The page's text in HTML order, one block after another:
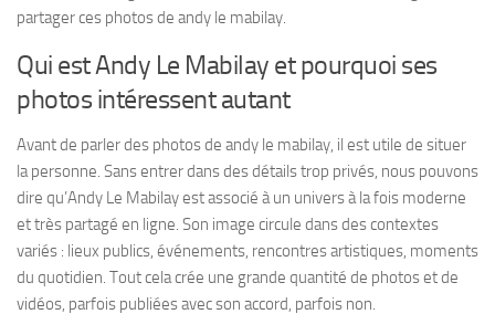
partager ces photos de andy le mabilay.
Qui est Andy Le Mabilay et pourquoi ses
photos intéressent autant
Avant de parler des photos de andy le mabilay, il est utile de situer
la personne. Sans entrer dans des détails trop privés, nous pouvons
dire qu’Andy Le Mabilay est associé à un univers à la fois moderne
et très partagé en ligne. Son image circule dans des contextes
variés : lieux publics, événements, rencontres artistiques, moments
du quotidien. Tout cela crée une grande quantité de photos et de
vidéos, parfois publiées avec son accord, parfois non.